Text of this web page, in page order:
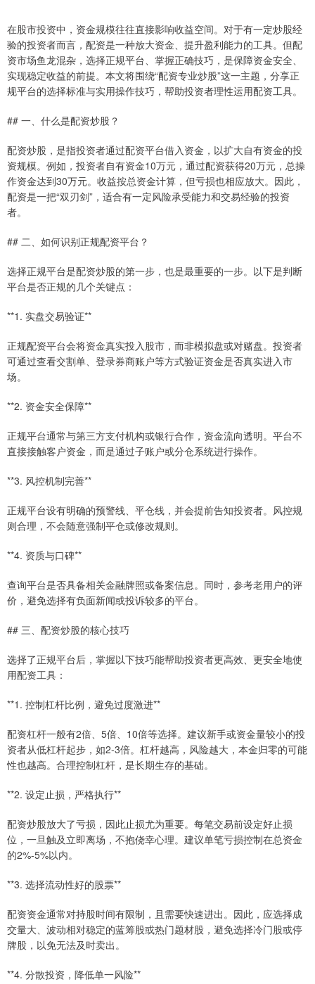
在股市投资中，资金规模往往直接影响收益空间。对于有一定炒股经
验的投资者而言，配资是一种放大资金、提升盈利能力的工具。但配
资市场鱼龙混杂，选择正规平台、掌握正确技巧，是保障资金安全、
实现稳定收益的前提。本文将围绕“配资专业炒股”这一主题，分享正
规平台的选择标准与实用操作技巧，帮助投资者理性运用配资工具。
## 一、什么是配资炒股？
配资炒股，是指投资者通过配资平台借入资金，以扩大自有资金的投
资规模。例如，投资者自有资金10万元，通过配资获得20万元，总操
作资金达到30万元。收益按总资金计算，但亏损也相应放大。因此，
配资是一把“双刃剑”，适合有一定风险承受能力和交易经验的投资
者。
## 二、如何识别正规配资平台？
选择正规平台是配资炒股的第一步，也是最重要的一步。以下是判断
平台是否正规的几个关键点：
**1. 实盘交易验证**
正规配资平台会将资金真实投入股市，而非模拟盘或对赌盘。投资者
可通过查看交割单、登录券商账户等方式验证资金是否真实进入市
场。
**2. 资金安全保障**
正规平台通常与第三方支付机构或银行合作，资金流向透明。平台不
直接接触客户资金，而是通过子账户或分仓系统进行操作。
**3. 风控机制完善**
正规平台设有明确的预警线、平仓线，并会提前告知投资者。风控规
则合理，不会随意强制平仓或修改规则。
**4. 资质与口碑**
查询平台是否具备相关金融牌照或备案信息。同时，参考老用户的评
价，避免选择有负面新闻或投诉较多的平台。
## 三、配资炒股的核心技巧
选择了正规平台后，掌握以下技巧能帮助投资者更高效、更安全地使
用配资工具：
**1. 控制杠杆比例，避免过度激进**
配资杠杆一般有2倍、5倍、10倍等选择。建议新手或资金量较小的投
资者从低杠杆起步，如2-3倍。杠杆越高，风险越大，本金归零的可能
性也越高。合理控制杠杆，是长期生存的基础。
**2. 设定止损，严格执行**
配资炒股放大了亏损，因此止损尤为重要。每笔交易前设定好止损
位，一旦触及立即离场，不抱侥幸心理。建议单笔亏损控制在总资金
的2%-5%以内。
**3. 选择流动性好的股票**
配资资金通常对持股时间有限制，且需要快速进出。因此，应选择成
交量大、波动相对稳定的蓝筹股或热门题材股，避免选择冷门股或停
牌股，以免无法及时卖出。
**4. 分散投资，降低单一风险**